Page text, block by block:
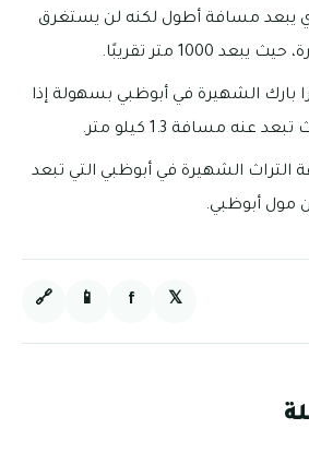
يبعد مسافة أطول لكنه لن يستغرق
1000 متر تقريبًا.
بارك الشهيرة في أبوظبي بسهولة إذا
مسافة 1.3 كيلو متر.
التراث الشهيرة في أبوظبي التي تبعد
𝕏
f
📱
🔗